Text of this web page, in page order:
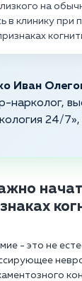
на
в клинику при
Иван
нарколог,
24/
- это не